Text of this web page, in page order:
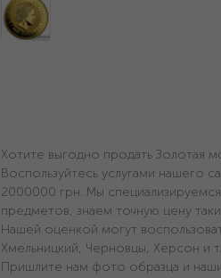
Хотите выгодно продать Золотая
Воспользуйтесь услугами нашего
2000000 грн. Мы
предметов, знаем точную цену
Нашей оценкой могут
Хмельницкий, Черновцы, Херсон и
Пришлите нам фото образца и